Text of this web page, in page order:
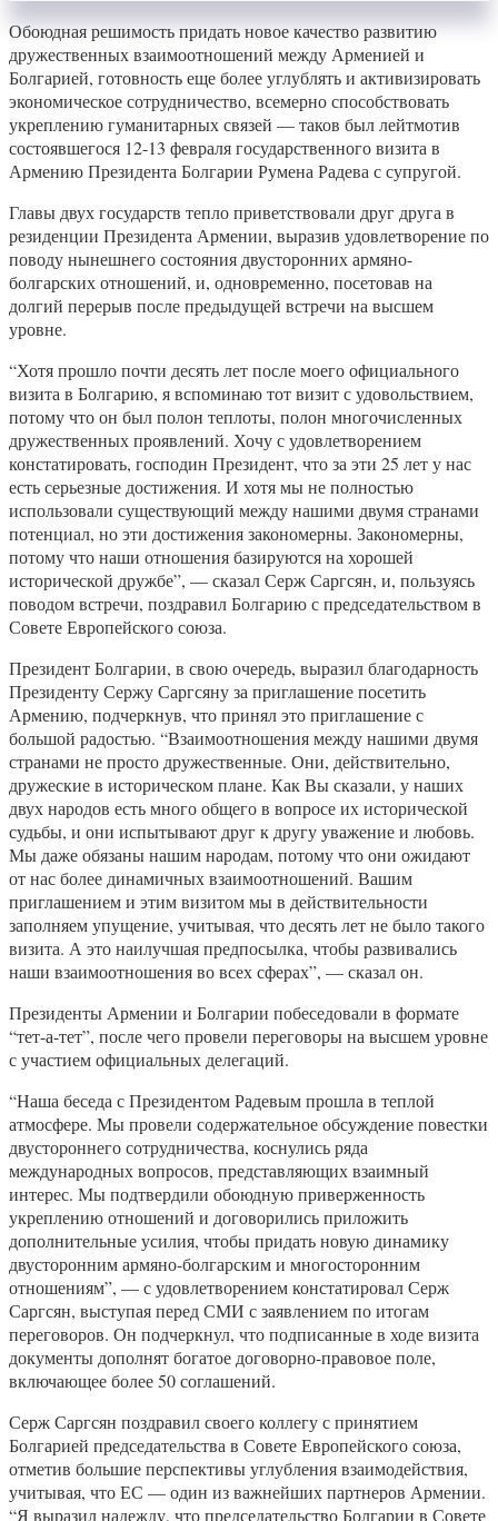
Обоюдная решимость придать новое качество развитию
дружественных взаимоотношений между Арменией и
Болгарией, готовность еще более углублять и активизировать
экономическое сотрудничество, всемерно способствовать
укреплению гуманитарных связей — таков был лейтмотив
состоявшегося 12-13 февраля государственного визита в
Армению Президента Болгарии Румена Радева с супругой.
Главы двух государств тепло приветствовали друг друга в
резиденции Президента Армении, выразив удовлетворение по
поводу нынешнего состояния двусторонних армяно-
болгарских отношений, и, одновременно, посетовав на
долгий перерыв после предыдущей встречи на высшем
уровне.
“Хотя прошло почти десять лет после моего официального
визита в Болгарию, я вспоминаю тот визит с удовольствием,
потому что он был полон теплоты, полон многочисленных
дружественных проявлений. Хочу с удовлетворением
констатировать, господин Президент, что за эти 25 лет у нас
есть серьезные достижения. И хотя мы не полностью
использовали существующий между нашими двумя странами
потенциал, но эти достижения закономерны. Закономерны,
потому что наши отношения базируются на хорошей
исторической дружбе”, — сказал Серж Саргсян, и, пользуясь
поводом встречи, поздравил Болгарию с председательством в
Совете Европейского союза.
Президент Болгарии, в свою очередь, выразил благодарность
Президенту Сержу Саргсяну за приглашение посетить
Армению, подчеркнув, что принял это приглашение с
большой радостью. “Взаимоотношения между нашими двумя
странами не просто дружественные. Они, действительно,
дружеские в историческом плане. Как Вы сказали, у наших
двух народов есть много общего в вопросе их исторической
судьбы, и они испытывают друг к другу уважение и любовь.
Мы даже обязаны нашим народам, потому что они ожидают
от нас более динамичных взаимоотношений. Вашим
приглашением и этим визитом мы в действительности
заполняем упущение, учитывая, что десять лет не было такого
визита. А это наилучшая предпосылка, чтобы развивались
наши взаимоотношения во всех сферах”, — сказал он.
Президенты Армении и Болгарии побеседовали в формате
“тет-а-тет”, после чего провели переговоры на высшем уровне
с участием официальных делегаций.
“Наша беседа с Президентом Радевым прошла в теплой
атмосфере. Мы провели содержательное обсуждение повестки
двустороннего сотрудничества, коснулись ряда
международных вопросов, представляющих взаимный
интерес. Мы подтвердили обоюдную приверженность
укреплению отношений и договорились приложить
дополнительные усилия, чтобы придать новую динамику
двусторонним армяно-болгарским и многосторонним
отношениям”, — с удовлетворением констатировал Серж
Саргсян, выступая перед СМИ с заявлением по итогам
переговоров. Он подчеркнул, что подписанные в ходе визита
документы дополнят богатое договорно-правовое поле,
включающее более 50 соглашений.
Серж Саргсян поздравил своего коллегу с принятием
Болгарией председательства в Совете Европейского союза,
отметив большие перспективы углубления взаимодействия,
учитывая, что ЕС — один из важнейших партнеров Армении.
“Я выразил надежду, что председательство Болгарии в Совете